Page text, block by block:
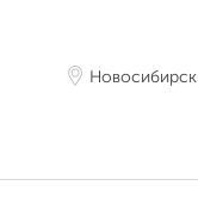
Новосибирск